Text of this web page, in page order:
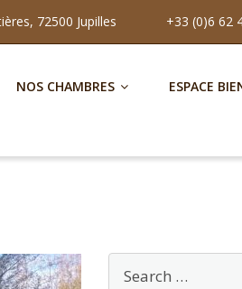
72500 Jupilles +33 (0)6 62
NOS CHAMBRES ESPACE